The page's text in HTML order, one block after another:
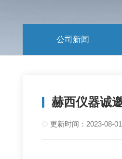
公司新闻
赫西仪器诚
更新时间：2023-08-01